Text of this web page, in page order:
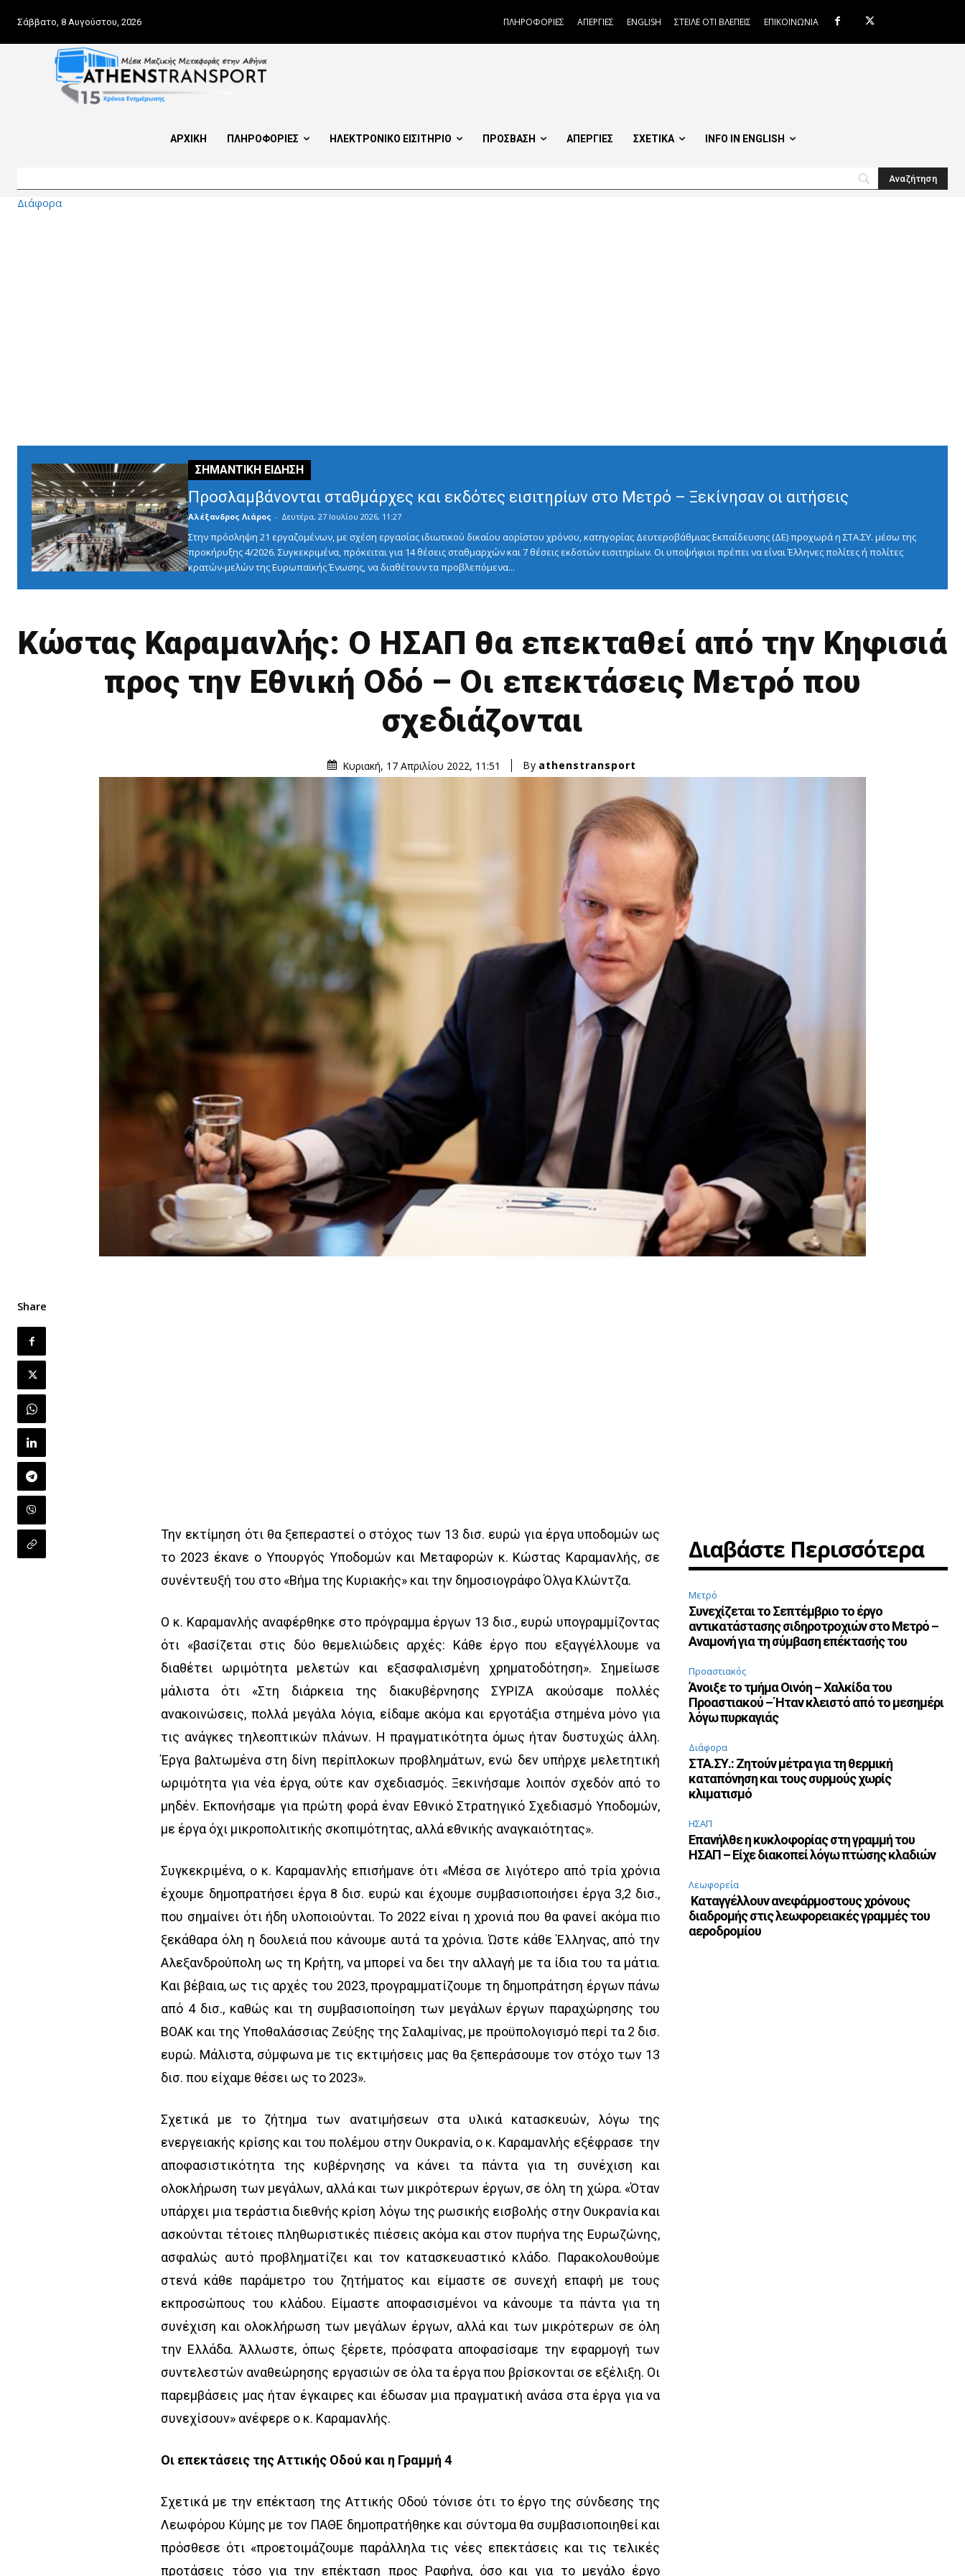
Σάββατο, 8 Αυγούστου, 2026 ΠΛΗΡΟΦΟΡΙΕΣ ΑΠΕΡΓΙΕΣ ENGLISH ΣΤΕΙΛΕ ΟΤΙ ΒΛΕΠΕΙΣ ΕΠΙΚΟΙΝΩΝΙΑ
ΑΡΧΙΚΗ ΠΛΗΡΟΦΟΡΙΕΣ ΗΛΕΚΤΡΟΝΙΚΟ ΕΙΣΙΤΗΡΙΟ ΠΡΟΣΒΑΣΗ ΑΠΕΡΓΙΕΣ ΣΧΕΤΙΚΑ INFO IN ENGLISH
Διάφορα
Προσλαμβάνονται σταθμάρχες και εκδότες εισιτηρίων στο Μετρό – Ξεκίνησαν οι αιτήσεις
Αλέξανδρος Λιάρος - Δευτέρα, 27 Ιουλίου 2026, 11:27
Στην πρόσληψη 21 εργαζομένων, με σχέση εργασίας ιδιωτικού δικαίου αορίστου χρόνου, κατηγορίας Δευτεροβάθμιας Εκπαίδευσης (ΔΕ) προχωρά η ΣΤΑ.ΣΥ. μέσω της
προκήρυξης 4/2026. Συγκεκριμένα, πρόκειται για 14 θέσεις σταθμαρχών και 7 θέσεις εκδοτών εισιτηρίων. Οι υποψήφιοι πρέπει να είναι Έλληνες πολίτες ή πολίτες
κρατών-μελών της Ευρωπαϊκής Ένωσης, να διαθέτουν τα προβλεπόμενα...
Κώστας Καραμανλής: Ο ΗΣΑΠ θα επεκταθεί από την Κηφισιά
προς την Εθνική Οδό – Οι επεκτάσεις Μετρό που
σχεδιάζονται
Κυριακή, 17 Απριλίου 2022, 11:51 By athenstransport
Share
Την εκτίμηση ότι θα ξεπεραστεί ο στόχος των 13 δισ. ευρώ για έργα υποδομών ως
το 2023 έκανε ο Υπουργός Υποδομών και Μεταφορών κ. Κώστας Καραμανλής, σε
συνέντευξή του στο «Βήμα της Κυριακής» και την δημοσιογράφο Όλγα Κλώντζα.
Ο κ. Καραμανλής αναφέρθηκε στο πρόγραμμα έργων 13 δισ., ευρώ υπογραμμίζοντας
ότι «βασίζεται στις δύο θεμελιώδεις αρχές: Κάθε έργο που εξαγγέλλουμε να
διαθέτει ωριμότητα μελετών και εξασφαλισμένη χρηματοδότηση». Σημείωσε
μάλιστα ότι «Στη διάρκεια της διακυβέρνησης ΣΥΡΙΖΑ ακούσαμε πολλές
ανακοινώσεις, πολλά μεγάλα λόγια, είδαμε ακόμα και εργοτάξια στημένα μόνο για
τις ανάγκες τηλεοπτικών πλάνων. Η πραγματικότητα όμως ήταν δυστυχώς άλλη.
Έργα βαλτωμένα στη δίνη περίπλοκων προβλημάτων, ενώ δεν υπήρχε μελετητική
ωριμότητα για νέα έργα, ούτε καν σχεδιασμός. Ξεκινήσαμε λοιπόν σχεδόν από το
μηδέν. Εκπονήσαμε για πρώτη φορά έναν Εθνικό Στρατηγικό Σχεδιασμό Υποδομών,
με έργα όχι μικροπολιτικής σκοπιμότητας, αλλά εθνικής αναγκαιότητας».
Συγκεκριμένα, ο κ. Καραμανλής επισήμανε ότι «Μέσα σε λιγότερο από τρία χρόνια
έχουμε δημοπρατήσει έργα 8 δισ. ευρώ και έχουμε συμβασιοποιήσει έργα 3,2 δισ.,
που σημαίνει ότι ήδη υλοποιούνται. Το 2022 είναι η χρονιά που θα φανεί ακόμα πιο
ξεκάθαρα όλη η δουλειά που κάνουμε αυτά τα χρόνια. Ώστε κάθε Έλληνας, από την
Αλεξανδρούπολη ως τη Κρήτη, να μπορεί να δει την αλλαγή με τα ίδια του τα μάτια.
Και βέβαια, ως τις αρχές του 2023, προγραμματίζουμε τη δημοπράτηση έργων πάνω
από 4 δισ., καθώς και τη συμβασιοποίηση των μεγάλων έργων παραχώρησης του
ΒΟΑΚ και της Υποθαλάσσιας Ζεύξης της Σαλαμίνας, με προϋπολογισμό περί τα 2 δισ.
ευρώ. Μάλιστα, σύμφωνα με τις εκτιμήσεις μας θα ξεπεράσουμε τον στόχο των 13
δισ. που είχαμε θέσει ως το 2023».
Σχετικά με το ζήτημα των ανατιμήσεων στα υλικά κατασκευών, λόγω της
ενεργειακής κρίσης και του πολέμου στην Ουκρανία, ο κ. Καραμανλής εξέφρασε την
αποφασιστικότητα της κυβέρνησης να κάνει τα πάντα για τη συνέχιση και
ολοκλήρωση των μεγάλων, αλλά και των μικρότερων έργων, σε όλη τη χώρα. «Όταν
υπάρχει μια τεράστια διεθνής κρίση λόγω της ρωσικής εισβολής στην Ουκρανία και
ασκούνται τέτοιες πληθωριστικές πιέσεις ακόμα και στον πυρήνα της Ευρωζώνης,
ασφαλώς αυτό προβληματίζει και τον κατασκευαστικό κλάδο. Παρακολουθούμε
στενά κάθε παράμετρο του ζητήματος και είμαστε σε συνεχή επαφή με τους
εκπροσώπους του κλάδου. Είμαστε αποφασισμένοι να κάνουμε τα πάντα για τη
συνέχιση και ολοκλήρωση των μεγάλων έργων, αλλά και των μικρότερων σε όλη
την Ελλάδα. Άλλωστε, όπως ξέρετε, πρόσφατα αποφασίσαμε την εφαρμογή των
συντελεστών αναθεώρησης εργασιών σε όλα τα έργα που βρίσκονται σε εξέλιξη. Oι
παρεμβάσεις μας ήταν έγκαιρες και έδωσαν μια πραγματική ανάσα στα έργα για να
συνεχίσουν» ανέφερε ο κ. Καραμανλής.
Οι επεκτάσεις της Αττικής Οδού και η Γραμμή 4
Σχετικά με την επέκταση της Αττικής Οδού τόνισε ότι το έργο της σύνδεσης της
Λεωφόρου Κύμης με τον ΠΑΘΕ δημοπρατήθηκε και σύντομα θα συμβασιοποιηθεί και
πρόσθεσε ότι «προετοιμάζουμε παράλληλα τις νέες επεκτάσεις και τις τελικές
προτάσεις τόσο για την επέκταση προς Ραφήνα, όσο και για το μεγάλο έργο
Διαβάστε Περισσότερα
Μετρό
Συνεχίζεται το Σεπτέμβριο το έργο
αντικατάστασης σιδηροτροχιών στο Μετρό –
Αναμονή για τη σύμβαση επέκτασής του
Προαστιακός
Άνοιξε το τμήμα Οινόη – Χαλκίδα του
Προαστιακού – Ήταν κλειστό από το μεσημέρι
λόγω πυρκαγιάς
Διάφορα
ΣΤΑ.ΣΥ.: Ζητούν μέτρα για τη θερμική
καταπόνηση και τους συρμούς χωρίς
κλιματισμό
ΗΣΑΠ
Επανήλθε η κυκλοφορίας στη γραμμή του
ΗΣΑΠ – Είχε διακοπεί λόγω πτώσης κλαδιών
Λεωφορεία
Καταγγέλλουν ανεφάρμοστους χρόνους
διαδρομής στις λεωφορειακές γραμμές του
αεροδρομίου